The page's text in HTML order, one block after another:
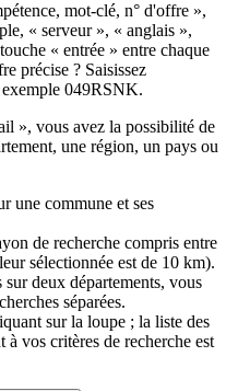
mot-clé, n° d'offre »,
« serveur », « anglais »,
« entrée » entre chaque
précise ? Saisissez
exemple 049RSNK.
», vous avez la possibilité de
une région, un pays ou
une commune et ses
de recherche compris entre
sélectionnée est de 10 km).
deux départements, vous
séparées.
sur la loupe ; la liste des
vos critères de recherche est